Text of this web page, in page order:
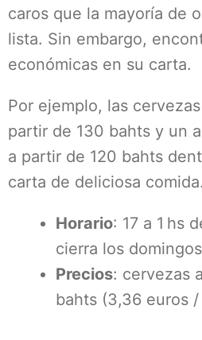
caros que la mayoría de
lista. Sin embargo,
económicas en su carta.
Por ejemplo, las
partir de 130 bahts y un
a partir de 120 bahts
carta de deliciosa comida.
Horario: 17 a 1 hs
cierra los domingos
Precios: cervezas
bahts (3,36 euros /